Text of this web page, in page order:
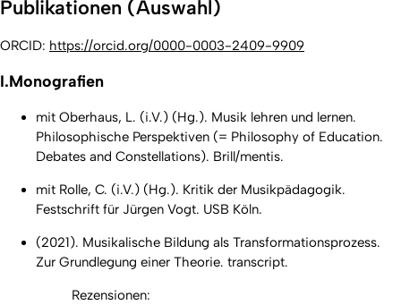
Publikationen (Auswahl)
ORCID: https://orcid.org/0000-0003-2409-9909
I.Monografien
mit Oberhaus, L. (i.V.) (Hg.). Musik lehren und lernen.
Philosophische Perspektiven (= Philosophy of Education.
Debates and Constellations). Brill/mentis.
mit Rolle, C. (i.V.) (Hg.). Kritik der Musikpädagogik.
Festschrift für Jürgen Vogt. USB Köln.
(2021). Musikalische Bildung als Transformationsprozess.
Zur Grundlegung einer Theorie. transcript.
Rezensionen: